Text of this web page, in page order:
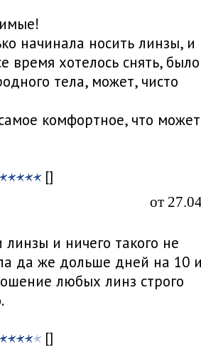
начинала носить линзы, и
время хотелось снять, было
тела, может, чисто
комфортное, что может
[]
от
линзы и ничего такого не
да же дольше дней на 10
любых линз строго
[]